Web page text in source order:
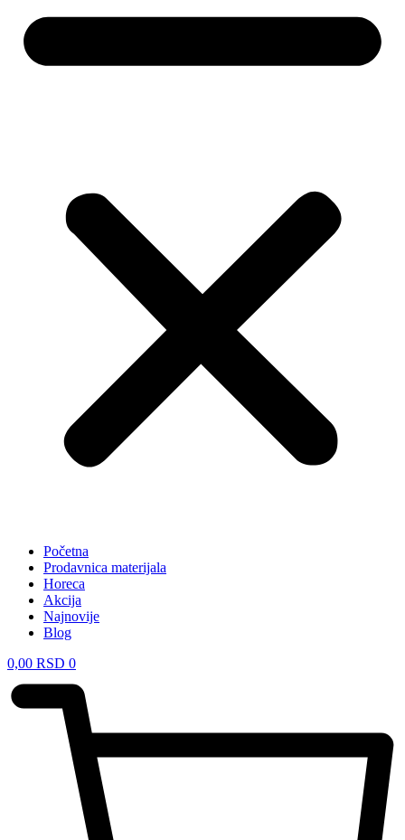
Početna
Prodavnica materijala
Horeca
Akcija
Najnovije
Blog
0,00 RSD 0